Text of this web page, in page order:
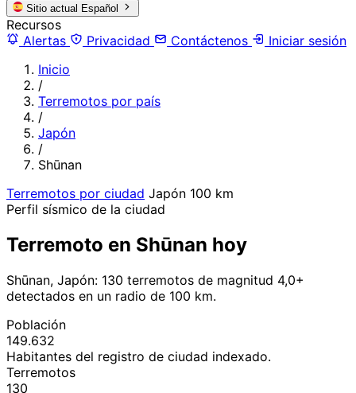
Sitio actual Español
Recursos
Alertas
Privacidad Contáctenos
Iniciar sesión
Inicio
/
Terremotos por país
/
Japón
/
Shūnan
Terremotos por ciudad Japón 100 km
Perfil sísmico de la ciudad
Terremoto en Shūnan hoy
Shūnan, Japón: 130 terremotos de magnitud 4,0+
detectados en un radio de 100 km.
Población
149.632
Habitantes del registro de ciudad indexado.
Terremotos
130